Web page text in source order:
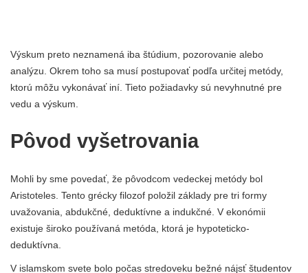
Výskum preto neznamená iba štúdium, pozorovanie alebo
analýzu. Okrem toho sa musí postupovať podľa určitej metódy,
ktorú môžu vykonávať iní. Tieto požiadavky sú nevyhnutné pre
vedu a výskum.
Pôvod vyšetrovania
Mohli by sme povedať, že pôvodcom vedeckej metódy bol
Aristoteles. Tento grécky filozof položil základy pre tri formy
uvažovania, abdukčné, deduktívne a indukčné. V ekonómii
existuje široko používaná metóda, ktorá je hypoteticko-
deduktívna.
V islamskom svete bolo počas stredoveku bežné nájsť študentov